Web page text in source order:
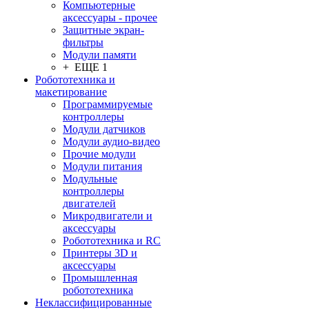
Компьютерные
аксессуары - прочее
Защитные экран-
фильтры
Модули памяти
+ ЕЩЕ 1
Робототехника и
макетирование
Программируемые
контроллеры
Модули датчиков
Модули аудио-видео
Прочие модули
Модули питания
Модульные
контроллеры
двигателей
Микродвигатели и
аксессуары
Робототехника и RC
Принтеры 3D и
аксессуары
Промышленная
робототехника
Неклассифицированные